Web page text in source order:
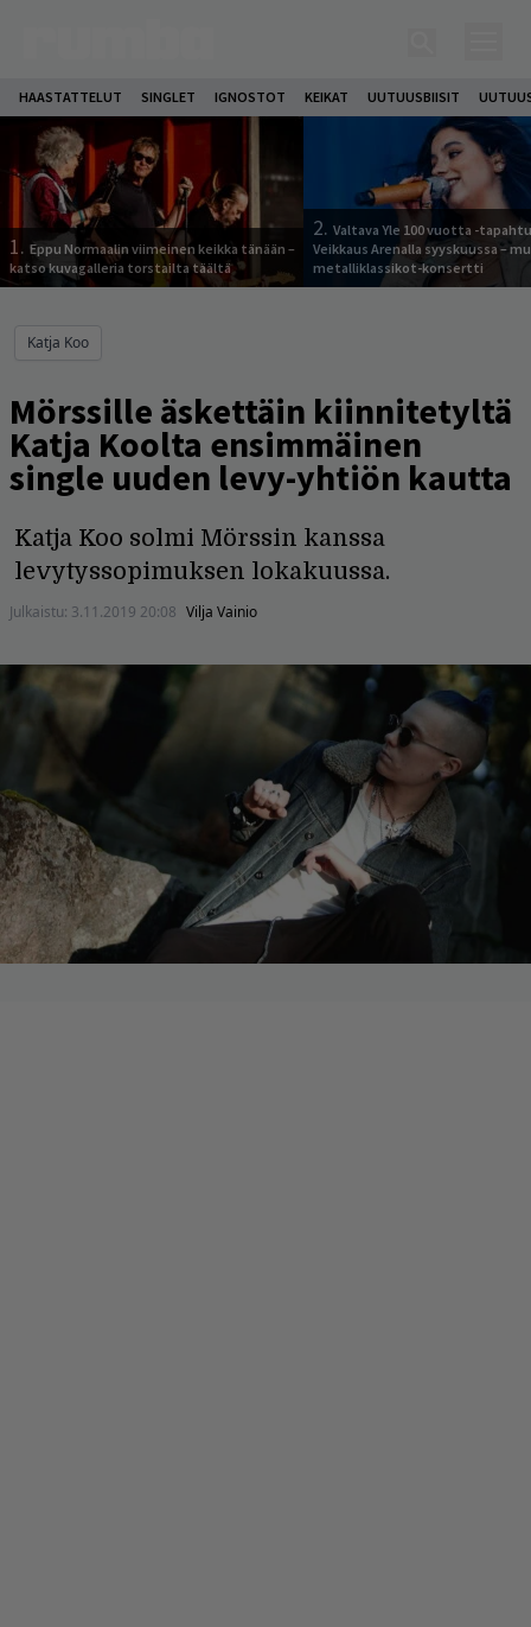
HAASTATTELUT SINGLET IGNOSTOT KEIKAT UUTUUSBIISIT
1. Eppu Normaalin viimeinen keikka tänään –
katso kuvagalleria torstailta täältä
2. Valtava Yle 100 vuotta -
Veikkaus Arenalla syyskuussa –
metalliklassikot-konsertti
Katja Koo
Mörssille äskettäin kiinnitetyltä
Katja Koolta ensimmäinen
single uuden levy-yhtiön kautta
Katja Koo solmi Mörssin kanssa
levytyssopimuksen lokakuussa.
Julkaistu: 3.11.2019 20:08 Vilja Vainio